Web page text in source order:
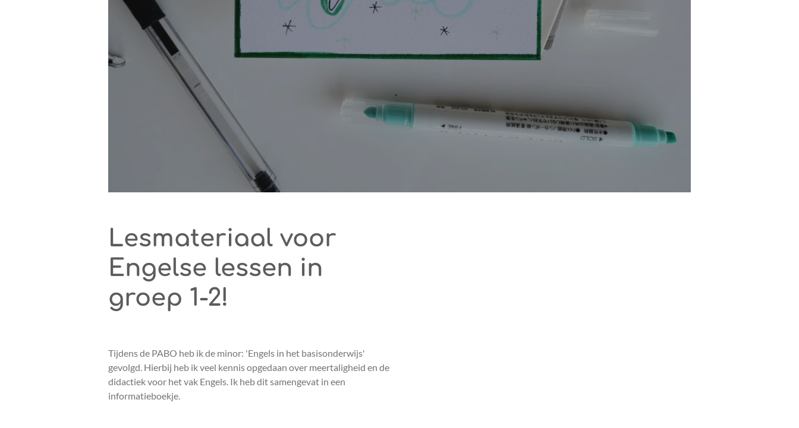
Lesmateriaal voor
Engelse lessen in
groep 1-2!
Tijdens de PABO heb ik de minor: 'Engels in het basisonderwijs'
gevolgd. Hierbij heb ik veel kennis opgedaan over meertaligheid en de
didactiek voor het vak Engels. Ik heb dit samengevat in een
informatieboekje.